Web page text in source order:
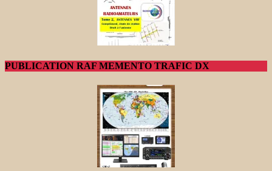
PUBLICATION RAF MEMENTO TRAFIC DX